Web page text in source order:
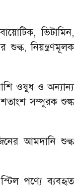
ভিটামিন,
শুল্ক, নিয়ন্ত্রণমূলক
ওষুধ ও অন্যান্য
সম্পূরক শুল্ক
আমদানি শুল্ক
পণ্যে ব্যবহৃত